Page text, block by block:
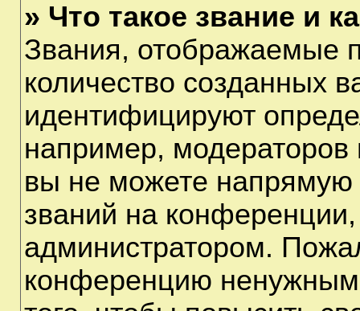
» Что такое звание и
Звания, отображаемые
количество созданных
идентифицируют
например,
вы не можете напрямую
званий на
администратором.
конференцию